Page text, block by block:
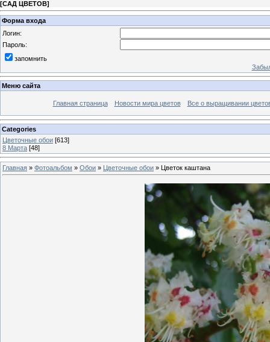
[САД ЦВЕТОВ]
Форма входа
Логин:
Пароль:
запомнить
Меню сайта
Главная страница Новости мира цветов Все о выращивании
Categories
Цветочные обои [613]
8 Марта [48]
Главная » Фотоальбом » Обои » Цветочные обои » Цветок каштана